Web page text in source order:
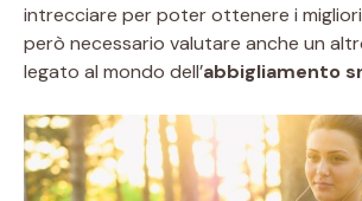
intrecciare per poter ottenere i
però necessario valutare anche un
legato al mondo dell’abbigliamento